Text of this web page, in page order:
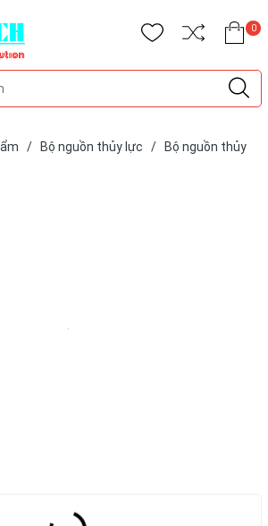
0
/ Bộ nguồn thủy lực /
Bộ nguồn thủy